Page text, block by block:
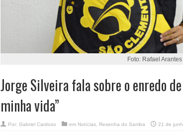
Foto: Rafael Arantes
Jorge Silveira fala sobre o enredo
minha vida”
Por: Gabriel Cardoso em Notícias Resenha do Samba 21 de